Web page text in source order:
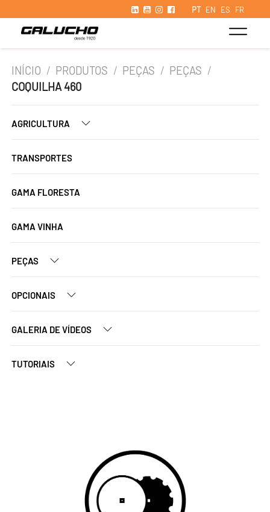
PT EN ES FR
INÍCIO / PRODUTOS / PEÇAS / PEÇAS /
COQUILHA 460
AGRICULTURA
TRANSPORTES
GAMA FLORESTA
GAMA VINHA
PEÇAS
OPCIONAIS
GALERIA DE VÍDEOS
TUTORIAIS